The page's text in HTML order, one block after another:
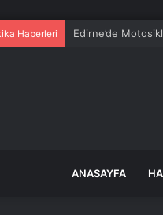
Haberleri Edirne’de
ANASAYFA